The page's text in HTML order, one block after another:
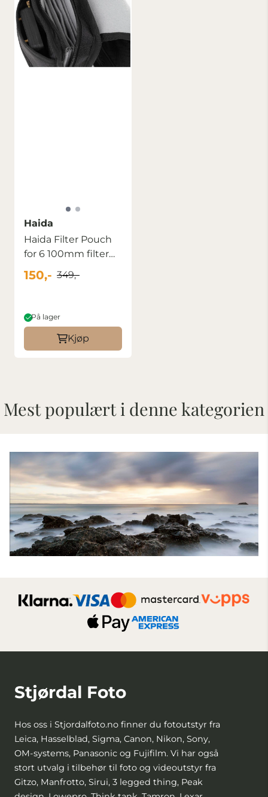
Haida
Haida Filter Pouch
for 6 100mm filter
og 1 holder
150,- 349,-
På lager
Kjøp
Mest populært i denne kategorien
Stjørdal Foto
Hos oss i Stjordalfoto.no finner du fotoutstyr fra
Leica, Hasselblad, Sigma, Canon, Nikon, Sony,
OM-systems, Panasonic og Fujifilm. Vi har også
stort utvalg i tilbehør til foto og videoutstyr fra
Gitzo, Manfrotto, Sirui, 3 legged thing, Peak